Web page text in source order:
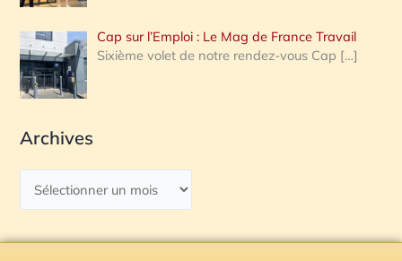
Cap sur l’Emploi : Le Mag de France Travail
Sixième volet de notre rendez-vous Cap […]
Archives